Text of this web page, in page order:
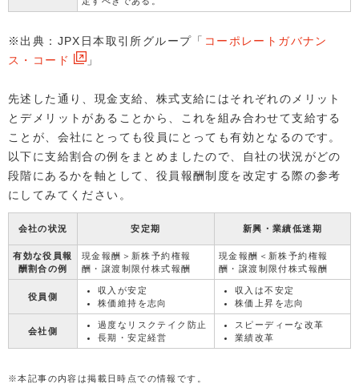
※出典：JPX日本取引所グループ「 コーポレートガバナン
ス・コード
」
先述した通り、現金支給、株式支給にはそれぞれのメリット
とデメリットがあることから、これを組み合わせて支給する
ことが、会社にとっても役員にとっても有効となるのです。
以下に支給割合の例をまとめましたので、自社の状況がどの
段階にあるかを軸として、役員報酬制度を改定する際の参考
にしてみてください。
会社の状況 安定期 新興・業績低迷期
有効な役員報
酬割合の例
現金報酬＞新株予約権報
酬・譲渡制限付株式報酬
現金報酬＜新株予約権報
酬・譲渡制限付株式報酬
役員側
収入が安定
株価維持を志向
収入は不安定
株価上昇を志向
会社側
過度なリスクテイク防止
長期・安定経営
スピーディーな改革
業績改革
※本記事の内容は掲載日時点での情報です。